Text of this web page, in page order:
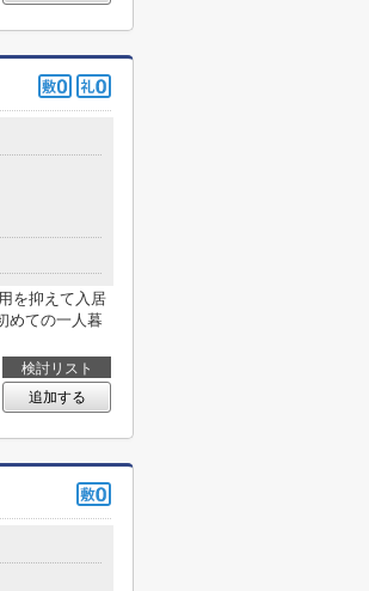
を抑えて入居
めての一人暮
検討リスト
追加する